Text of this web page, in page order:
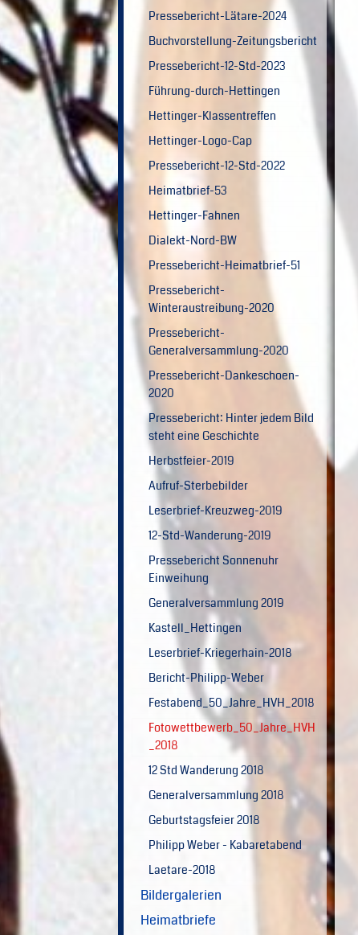
Pressebericht-Lätare-2024
Buchvorstellung-Zeitungsbericht
Pressebericht-12-Std-2023
Führung-durch-Hettingen
Hettinger-Klassentreffen
Hettinger-Logo-Cap
Pressebericht-12-Std-2022
Heimatbrief-53
Hettinger-Fahnen
Dialekt-Nord-BW
Pressebericht-Heimatbrief-51
Pressebericht-
Winteraustreibung-2020
Pressebericht-
Generalversammlung-2020
Pressebericht-Dankeschoen-
2020
Pressebericht: Hinter jedem Bild
steht eine Geschichte
Herbstfeier-2019
Aufruf-Sterbebilder
Leserbrief-Kreuzweg-2019
12-Std-Wanderung-2019
Pressebericht Sonnenuhr
Einweihung
Generalversammlung 2019
Kastell_Hettingen
Leserbrief-Kriegerhain-2018
Bericht-Philipp-Weber
Festabend_50_Jahre_HVH_2018
Fotowettbewerb_50_Jahre_HVH
_2018
12 Std Wanderung 2018
Generalversammlung 2018
Geburtstagsfeier 2018
Philipp Weber - Kabaretabend
Laetare-2018
Bildergalerien
Heimatbriefe